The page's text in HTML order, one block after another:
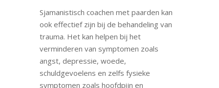
Sjamanistisch coachen met paarden kan
ook effectief zijn bij de behandeling van
trauma. Het kan helpen bij het
verminderen van symptomen zoals
angst, depressie, woede,
schuldgevoelens en zelfs fysieke
symptomen zoals hoofdpijn en